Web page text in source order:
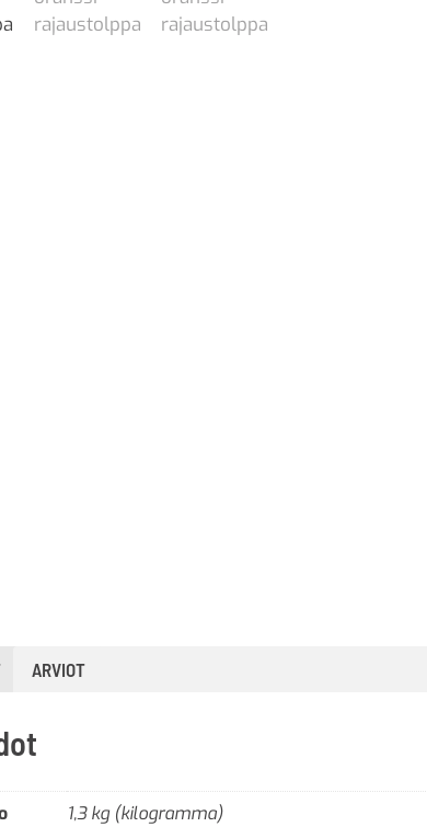
ARVIOT
1,3 kg (kilogramma)